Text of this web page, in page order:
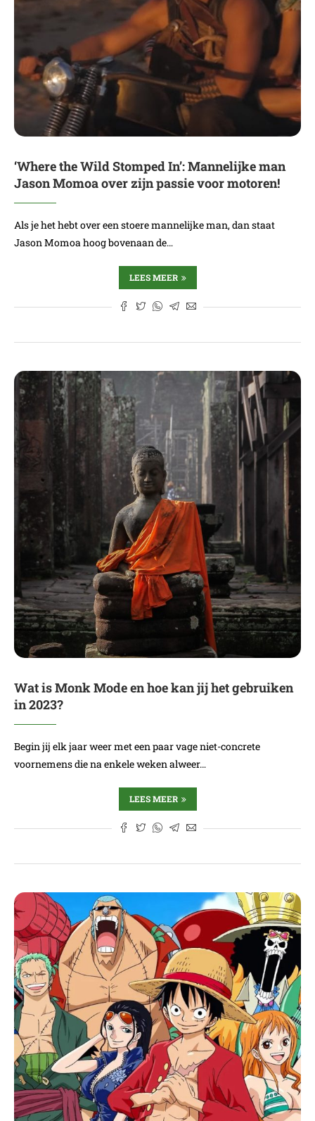
‘Where the Wild Stomped In’: Mannelijke man
Jason Momoa over zijn passie voor motoren!
Als je het hebt over een stoere mannelijke man, dan staat
Jason Momoa hoog bovenaan de…
LEES MEER
Wat is Monk Mode en hoe kan jij het gebruiken
in 2023?
Begin jij elk jaar weer met een paar vage niet-concrete
voornemens die na enkele weken alweer…
LEES MEER